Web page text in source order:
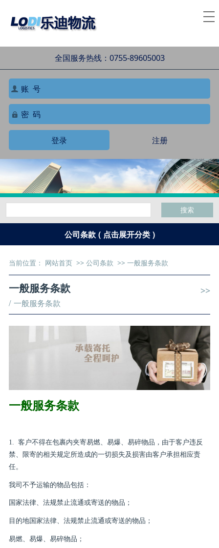
全国服务热线：0755-89605003
登录 注册
搜索
公司条款 ( 点击展开分类 )
当前位置： 网站首页>> 公司条款 >> 一般服务条款
一般服务条款
/ 一般服务条款
>>
一般服务条款
1. 客户不得在包裹内夹寄易燃、易爆、易碎物品，由于客户违反
禁、限寄的相关规定所造成的一切损失及损害由客户承担相应责
任。
我司不予运输的物品包括：
国家法律、法规禁止流通或寄送的物品；
目的地国家法律、法规禁止流通或寄送的物品；
易燃、易爆、易碎物品；